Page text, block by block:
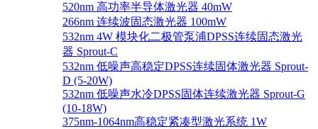
520nm 高功率半导体激光器 40mW
266nm 连续波固态激光器 100mW
532nm 4W 模块化二极管泵浦DPSS连续固态激光
器 Sprout-C
532nm 低噪声高稳定DPSS连续固体激光器 Sprout-
D (5-20W)
532nm 低噪声水冷DPSS固体连续激光器 Sprout-G
(10-18W)
375nm-1064nm高稳定紧凑型激光系统 1W